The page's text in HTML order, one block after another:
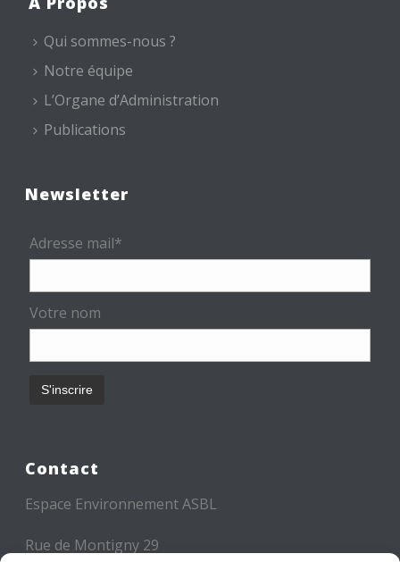
Qui sommes-nous ?
Notre équipe
L’Organe d’Administration
Publications
Newsletter
Adresse mail*
Votre nom
Contact
Espace Environnement ASBL
Rue de Montigny 29